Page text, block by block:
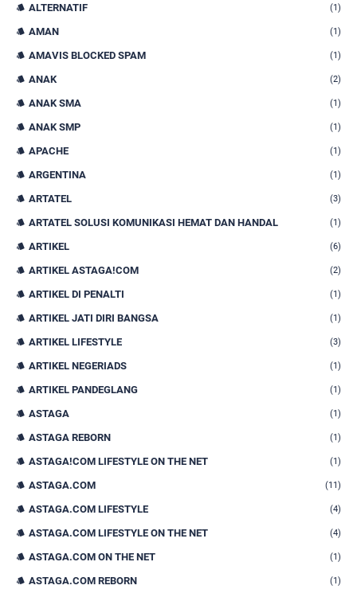
ALTERNATIF (1)
AMAN (1)
AMAVIS BLOCKED SPAM (1)
ANAK (2)
ANAK SMA (1)
ANAK SMP (1)
APACHE (1)
ARGENTINA (1)
ARTATEL (3)
ARTATEL SOLUSI KOMUNIKASI HEMAT DAN HANDAL (1)
ARTIKEL (6)
ARTIKEL ASTAGA!COM (2)
ARTIKEL DI PENALTI (1)
ARTIKEL JATI DIRI BANGSA (1)
ARTIKEL LIFESTYLE (3)
ARTIKEL NEGERIADS (1)
ARTIKEL PANDEGLANG (1)
ASTAGA (1)
ASTAGA REBORN (1)
ASTAGA!COM LIFESTYLE ON THE NET (1)
ASTAGA.COM (11)
ASTAGA.COM LIFESTYLE (4)
ASTAGA.COM LIFESTYLE ON THE NET (4)
ASTAGA.COM ON THE NET (1)
ASTAGA.COM REBORN (1)